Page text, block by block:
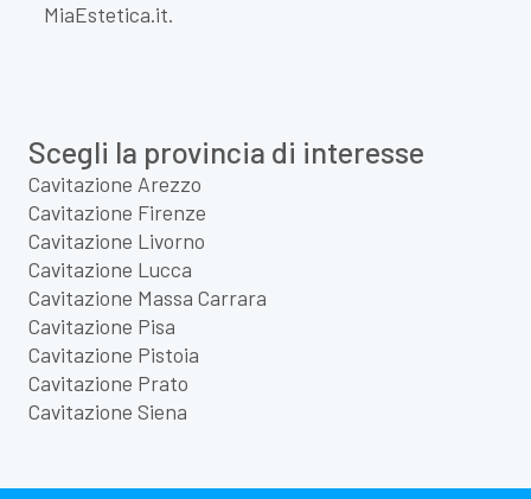
MiaEstetica.it.
Scegli la provincia di interesse
Cavitazione Arezzo
Cavitazione Firenze
Cavitazione Livorno
Cavitazione Lucca
Cavitazione Massa Carrara
Cavitazione Pisa
Cavitazione Pistoia
Cavitazione Prato
Cavitazione Siena